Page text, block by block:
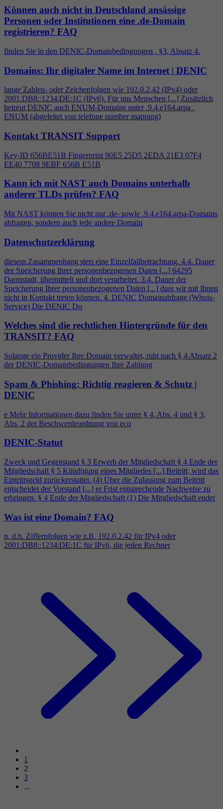
Können auch nicht in Deutschland ansässige
Personen oder Institutionen eine .de-Domain
registrieren? FAQ
finden Sie in den DENIC-Domainbedingungen , §3, Absatz 4.
Domains: Ihr digitaler Name im Internet | DENIC
lange Zahlen- oder Zeichenfolgen wie 192.0.2.42 (IPv4) oder
2001:DB8::1234:DE:1C (IPv6). Für uns Menschen [...] Zusätzlich
betreut DENIC auch ENUM-Domains unter .9.4.e164.arpa .
ENUM (abgeleitet von telefone number mapping)
Kontakt TRANSIT Support
Key-ID 656BE51B Fingerprint 90E5 25D5 2EDA 21E3 07F4
EE40 7708 9EBF 656B E51B
Kann ich mit NAST auch Domains unterhalb
anderer TLDs prüfen? FAQ
Mit NAST können Sie nicht nur .de- sowie .9.4.e164.arpa-Domains
abfragen, sondern auch jede andere Domain
Datenschutzerklärung
diesem Zusammenhang stets eine Einzelfallbetrachtung. 4.4. Dauer
der Speicherung Ihrer personenbezogenen Daten [...] 64295
Darmstadt, übermittelt und dort verarbeitet. 3.4. Dauer der
Speicherung Ihrer personenbezogenen Daten [...] dass wir mit Ihnen
nicht in Kontakt treten können. 4. DENIC Domainabfrage (Whois-
Service) Die DENIC Do
Welches sind die rechtlichen Hintergründe für den
TRANSIT? FAQ
Solange ein Provider Ihre Domain verwaltet, ruht nach § 4 Absatz 2
der DENIC-Domainbedingungen Ihre Zahlung
Spam & Phishing: Richtig reagieren & Schutz |
DENIC
e Mehr Informationen dazu finden Sie unter § 4, Abs. 4 und § 3,
Abs. 2 der Beschwerdeordnung von eco
DENIC-Statut
Zweck und Gegenstand § 3 Erwerb der Mitgliedschaft § 4 Ende der
Mitgliedschaft § 5 Kündigung eines Mitgliedes [...] Beitritt, wird das
Eintrittsgeld zurückerstattet. (4) Über die Zulassung zum Beitritt
entscheidet der Vorstand [...] er Frist entsprechende Nachweise zu
erbringen. § 4 Ende der Mitgliedschaft (1) Die Mitgliedschaft endet
Was ist eine Domain? FAQ
n, d.h. Ziffernfolgen wie z.B. 192.0.2.42 für IPv4 oder
2001:DB8::1234:DE:1C für IPv6, die jeden Rechner
1
2
3
...